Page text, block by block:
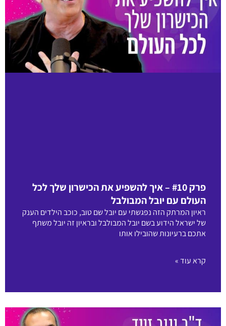
פרק #10 – איך להשפיע את הכישרון שלך לכל
העולם עם יובל המבולבל
ראיון המרתק הזה נפגשתי עם יובל שם טוב, כוכב הילדים הענק
של ישראל הידוע בשם יובל המבולבל ובראיון זה יובל משתף
אתכם ברעיונות שהובילו אותו
קרא עוד »